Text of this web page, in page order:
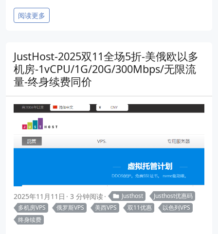
阅读更多
JustHost-2025双11全场5折-美俄欧以多
机房-1vCPU/1G/20G/300Mbps/无限流
量-终身续费同价
2025年11月11日 3 分钟阅读 Justhost
Justhost优惠码
多机房VPS
俄罗斯VPS 美西VPS 双11优惠
以色列VPS
终身续费